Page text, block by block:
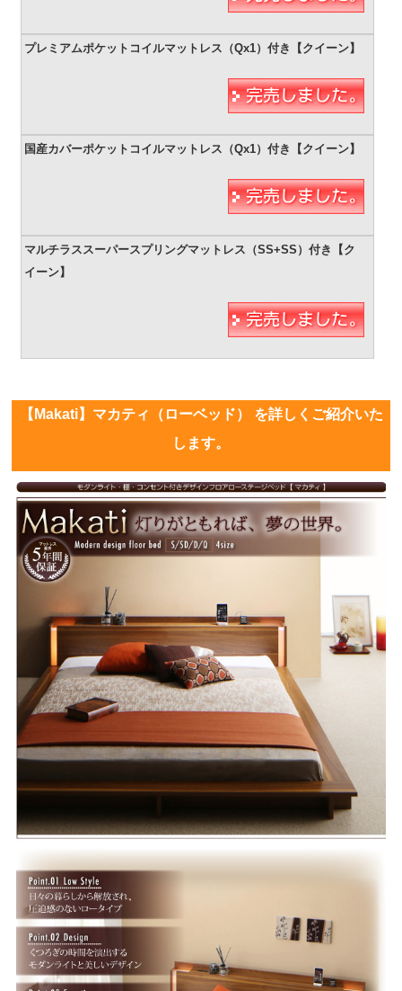
【Makati】マカティ（ローベッド） を詳しくご紹介いた
します。